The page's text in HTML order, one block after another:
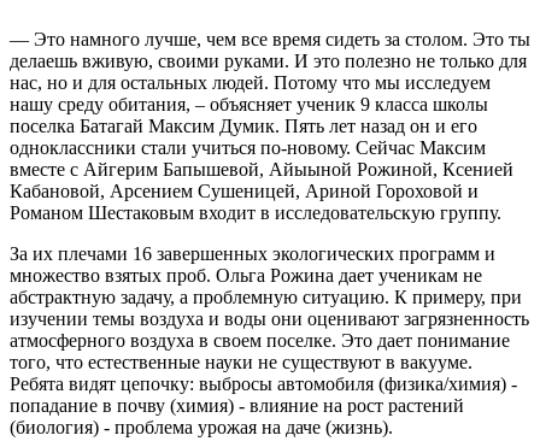
— Это намного лучше, чем все время сидеть за столом. Это ты
делаешь вживую, своими руками. И это полезно не только для
нас, но и для остальных людей. Потому что мы исследуем
нашу среду обитания, – объясняет ученик 9 класса школы
поселка Батагай Максим Думик. Пять лет назад он и его
одноклассники стали учиться по-новому. Сейчас Максим
вместе с Айгерим Бапышевой, Айыыной Рожиной, Ксенией
Кабановой, Арсением Сушеницей, Ариной Гороховой и
Романом Шестаковым входит в исследовательскую группу.
За их плечами 16 завершенных экологических программ и
множество взятых проб. Ольга Рожина дает ученикам не
абстрактную задачу, а проблемную ситуацию. К примеру, при
изучении темы воздуха и воды они оценивают загрязненность
атмосферного воздуха в своем поселке. Это дает понимание
того, что естественные науки не существуют в вакууме.
Ребята видят цепочку: выбросы автомобиля (физика/химия) -
попадание в почву (химия) - влияние на рост растений
(биология) - проблема урожая на даче (жизнь).